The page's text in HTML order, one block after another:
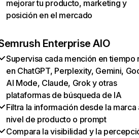
mejorar tu producto, marketing y
posición en el mercado
Enterprise AIO
Supervisa cada mención en tiempo
en ChatGPT, Perplexity, Gemini,
AI Mode, Claude, Grok y otras
plataformas de búsqueda de IA
Filtra la información desde la marca
nivel de producto o prompt
Compara la visibilidad y la